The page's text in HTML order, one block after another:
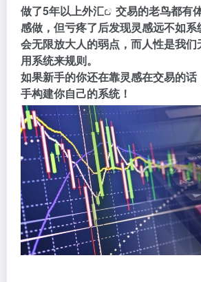
做了5年以上外汇
交易的老鸟都有
感做，但亏疼了后发现灵感远不如
会无限放大人的弱点，而人性是我
用系统来规则。
如果新手的你还在靠灵感在交易的
手构建你自己的系统！